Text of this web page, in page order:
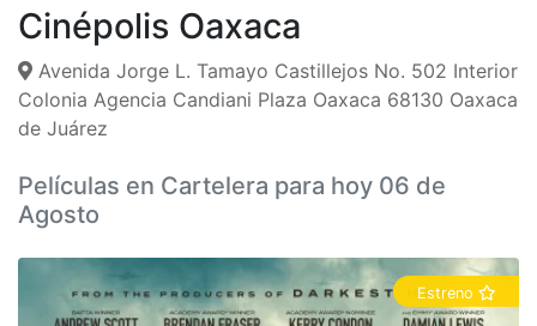
Cinépolis Oaxaca
Avenida Jorge L. Tamayo Castillejos No. 502 Interior
Colonia Agencia Candiani Plaza Oaxaca 68130 Oaxaca
de Juárez
Películas en Cartelera para hoy 06 de
Agosto
Estreno